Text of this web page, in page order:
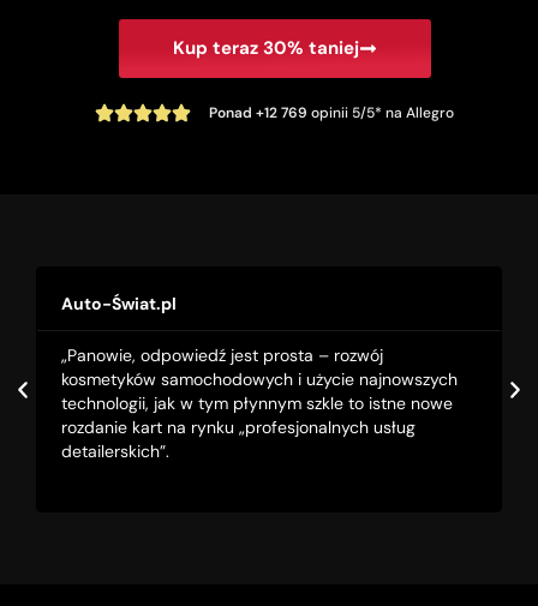
Kup teraz 30% taniej
Ponad +12 769 opinii 5/5* na Allegro
Auto-Świat.pl
„Panowie, odpowiedź jest prosta – rozwój
kosmetyków samochodowych i użycie najnowszych
technologii, jak w tym płynnym szkle to istne nowe
rozdanie kart na rynku „profesjonalnych usług
detailerskich”.